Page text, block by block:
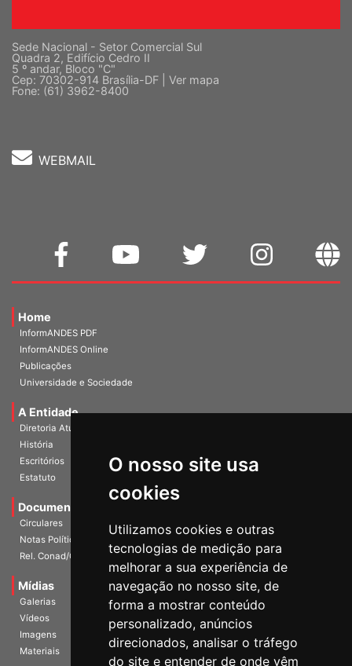
O nosso site usa
cookies
Utilizamos cookies e outras
tecnologias de medição para
melhorar a sua experiência de
navegação no nosso site, de
forma a mostrar conteúdo
personalizado, anúncios
direcionados, analisar o tráfego
do site e entender de onde vêm
Sede Nacional - Setor Comercial Sul
Quadra 2, Edifício Cedro II
5 º andar, Bloco "C"
Cep: 70302-914 Brasília-DF | Ver mapa
Fone: (61) 3962-8400
WEBMAIL
Home
InformANDES PDF
InformANDES Online
Publicações
Universidade e Sociedade
A Entidade
Diretoria Atual
História
Escritórios
Estatuto
Documentos
Circulares
Notas Políticas
Rel. Conad/Congresso
Mídias
Galerias
Vídeos
Imagens
Materiais